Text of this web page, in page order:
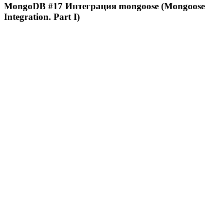
MongoDB #17 Интеграция mongoose (Mongoose
Integration. Part I)